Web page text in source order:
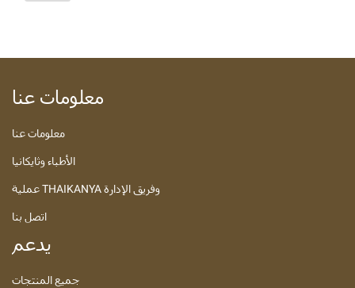
معلومات عنا
معلومات عنا
الأطباء وثايكانيا
عملية THAIKANYA وفريق الإدارة
اتصل بنا
يدعم
جميع المنتجات